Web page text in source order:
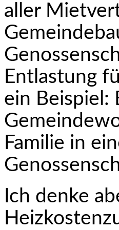
aller
Entlastung
ein Beispiel:
Familie in
Ich denke